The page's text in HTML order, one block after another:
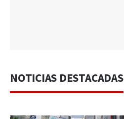
NOTICIAS DESTACADAS